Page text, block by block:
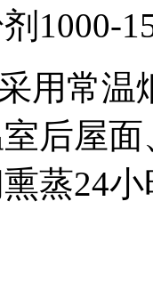
1000-
用常温
后屋
蒸24